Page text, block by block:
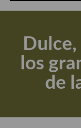
Actualidad y
Apuntes, estudios
Aceite de Oliva
Recetas maridadas
los
de